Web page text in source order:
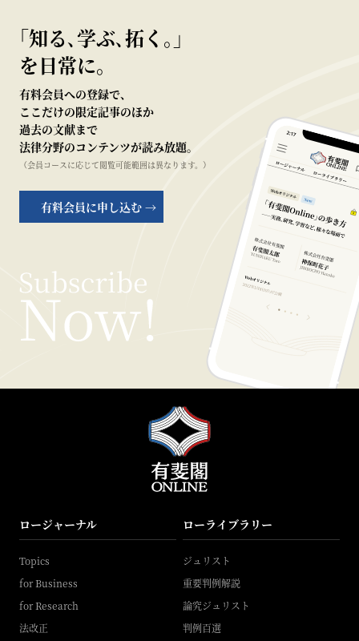
｢知る､学ぶ､拓く｡｣
を日常に。
有料会員への登録で、
ここだけの限定記事のほか
過去の文献まで
法律分野のコンテンツが読み放題。
（会員コースに応じて閲覧可能範囲は異なります。）
有料会員に申し込む →
ロージャーナル
Topics
for Business
for Research
法改正
ローライブラリー
ジュリスト
重要判例解説
論究ジュリスト
判例百選